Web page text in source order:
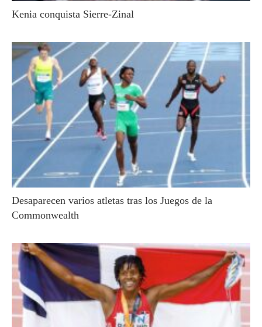
Kenia conquista Sierre-Zinal
Desaparecen varios atletas tras los Juegos de la
Commonwealth